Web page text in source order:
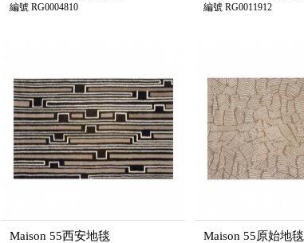
編號 RG0004810 編號 RG0011912
Maison 55西安地毯 Maison 55原始地毯